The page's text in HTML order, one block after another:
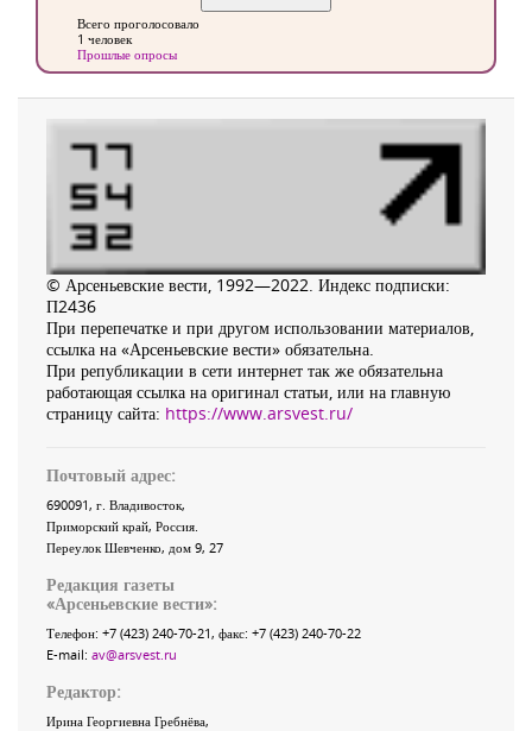
Всего проголосовало
1 человек
Прошлые опросы
© Арсеньевские вести, 1992—2022. Индекс подписки:
П2436
При перепечатке и при другом использовании материалов,
ссылка на «Арсеньевские вести» обязательна.
При републикации в сети интернет так же обязательна
работающая ссылка на оригинал статьи, или на главную
страницу сайта: https://www.arsvest.ru/
Почтовый адрес:
690091, г. Владивосток,
Приморский край, Россия
Переулок Шевченко, дом 9, 27
Редакция газеты
«Арсеньевские вести»:
Телефон: +7 (423) 240-70-21, факс: +7 (423) 240-70-22
E-mail: av@arsvest.ru
Редактор:
Ирина Георгиевна Гребнёва,